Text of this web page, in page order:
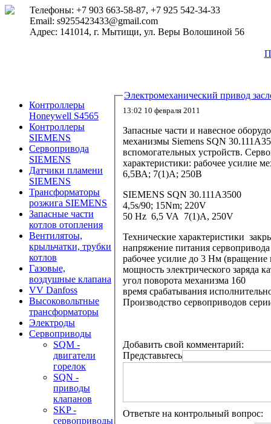
Телефоны: +7 903 663-58-87, +7 925 542-34-33
Email: s9255423433@gmail.com
Адрес: 141014, г. Мытищи, ул. Веры Волошиной 56
Контроллеры
Honeywell S4565
Контроллеры
SIEMENS
Сервопривода
SIEMENS
Датчики пламени
SIEMENS
Трансформаторы
розжига SIEMENS
Запасные части
котлов отопления
Вентилятоы,
крыльчатки, трубки
котлов
Газовые,
воздушные клапана
VV Danfoss
Высоковольтные
трансформаторы
Электроды
Сервоприводы
SQM -
двигатели
горелок
SQN -
приводы
клапанов
SKP -
сервоприводы
Электромеханический привод
13:02 10 февраля 2011
Запасные части и навесное
механизмы Siemens SQN
вспомогательных устройств.
характеристики: рабочее усилие
6,5ВА; 7(1)А; 250В
SIEMENS SQN 30.111A3500
4,5s/90; 15Nm; 220V
50 Hz 6,5 VA 7(1)A, 250V
Технические характеристики
напряжение питания
рабочее усилие до 3 Нм (вращение
мощность электрического заряда
угол поворота механизма 160
время срабатывания
Производство сервоприводов
Добавить свой комментарий:
Представьтесь
Ответьте на контрольный вопрос: